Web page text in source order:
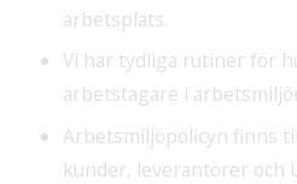
arbetsplats.
Vi har tydliga rutiner för
arbetstagare i
Arbetsmiljöpolicyn finns
kunder, leverantörer och